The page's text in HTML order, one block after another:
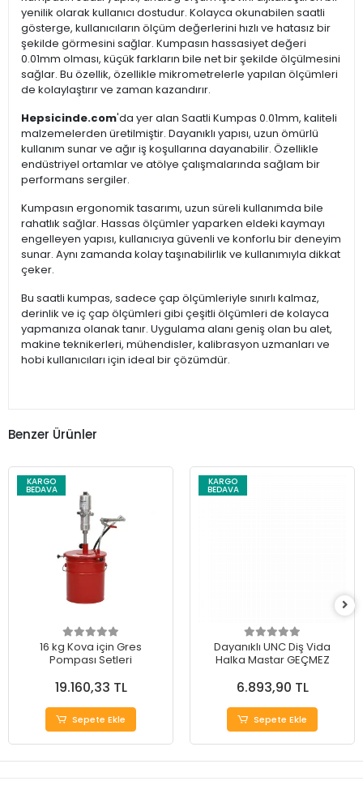
yenilik olarak kullanıcı dostudur. Kolayca okunabilen saatli
gösterge, kullanıcıların ölçüm değerlerini hızlı ve hatasız bir
şekilde görmesini sağlar. Kumpasın hassasiyet değeri
0.01mm olması, küçük farkların bile net bir şekilde ölçülmesini
sağlar. Bu özellik, özellikle mikrometrelerle yapılan ölçümleri
de kolaylaştırır ve zaman kazandırır.
Hepsicinde.com'da yer alan Saatli Kumpas 0.01mm, kaliteli
malzemelerden üretilmiştir. Dayanıklı yapısı, uzun ömürlü
kullanım sunar ve ağır iş koşullarına dayanabilir. Özellikle
endüstriyel ortamlar ve atölye çalışmalarında sağlam bir
performans sergiler.
Kumpasın ergonomik tasarımı, uzun süreli kullanımda bile
rahatlık sağlar. Hassas ölçümler yaparken eldeki kaymayı
engelleyen yapısı, kullanıcıya güvenli ve konforlu bir deneyim
sunar. Aynı zamanda kolay taşınabilirlik ve kullanımıyla dikkat
çeker.
Bu saatli kumpas, sadece çap ölçümleriyle sınırlı kalmaz,
derinlik ve iç çap ölçümleri gibi çeşitli ölçümleri de kolayca
yapmanıza olanak tanır. Uygulama alanı geniş olan bu alet,
makine teknikerleri, mühendisler, kalibrasyon uzmanları ve
hobi kullanıcıları için ideal bir çözümdür.
Benzer Ürünler
KARGO
BEDAVA
16 kg Kova için Gres
Pompası Setleri
19.160,33 TL
Sepete Ekle
KARGO
BEDAVA
Dayanıklı UNC Diş Vida
Halka Mastar GEÇMEZ
6.893,90 TL
Sepete Ekle